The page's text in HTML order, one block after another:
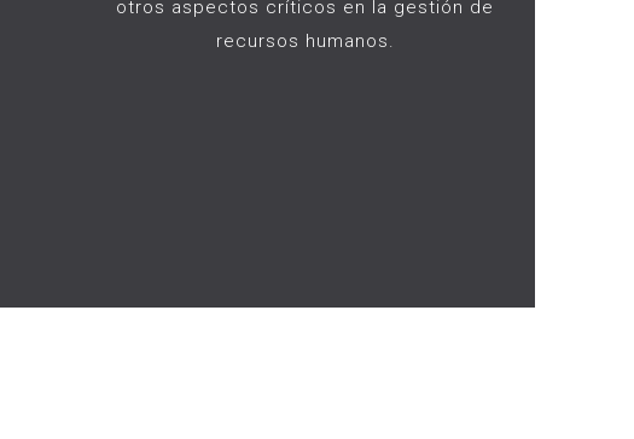
otros aspectos críticos en la gestión de
recursos humanos.